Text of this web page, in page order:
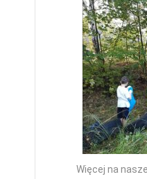
Więcej na